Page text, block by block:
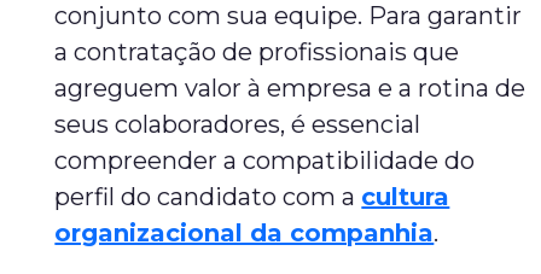
conjunto com sua equipe. Para garantir
a contratação de profissionais que
agreguem valor à empresa e a rotina de
seus colaboradores, é essencial
compreender a compatibilidade do
perfil do candidato com a cultura
organizacional da companhia.